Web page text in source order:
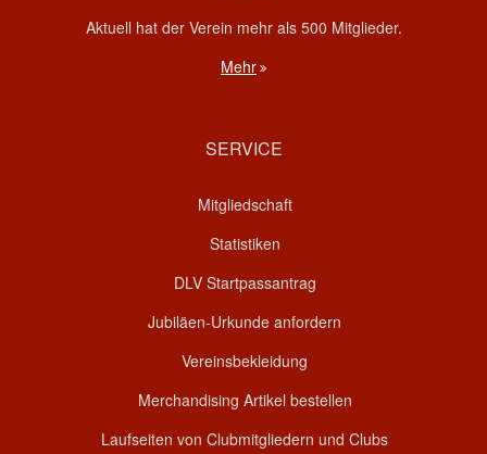
Aktuell hat der Verein mehr als 500 Mitglieder.
Mehr
SERVICE
Mitgliedschaft
Statistiken
DLV Startpassantrag
Jubiläen-Urkunde anfordern
Vereinsbekleidung
Merchandising Artikel bestellen
Laufseiten von Clubmitgliedern und Clubs